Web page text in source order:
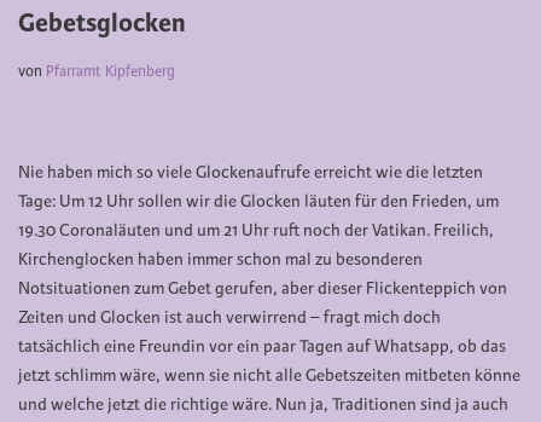
Gebetsglocken
von Pfarramt Kipfenberg
Nie haben mich so viele Glockenaufrufe erreicht wie die letzten
Tage: Um 12 Uhr sollen wir die Glocken läuten für den Frieden, um
19.30 Coronaläuten und um 21 Uhr ruft noch der Vatikan. Freilich,
Kirchenglocken haben immer schon mal zu besonderen
Notsituationen zum Gebet gerufen, aber dieser Flickenteppich von
Zeiten und Glocken ist auch verwirrend – fragt mich doch
tatsächlich eine Freundin vor ein paar Tagen auf Whatsapp, ob das
jetzt schlimm wäre, wenn sie nicht alle Gebetszeiten mitbeten könne
und welche jetzt die richtige wäre. Nun ja, Traditionen sind ja auch